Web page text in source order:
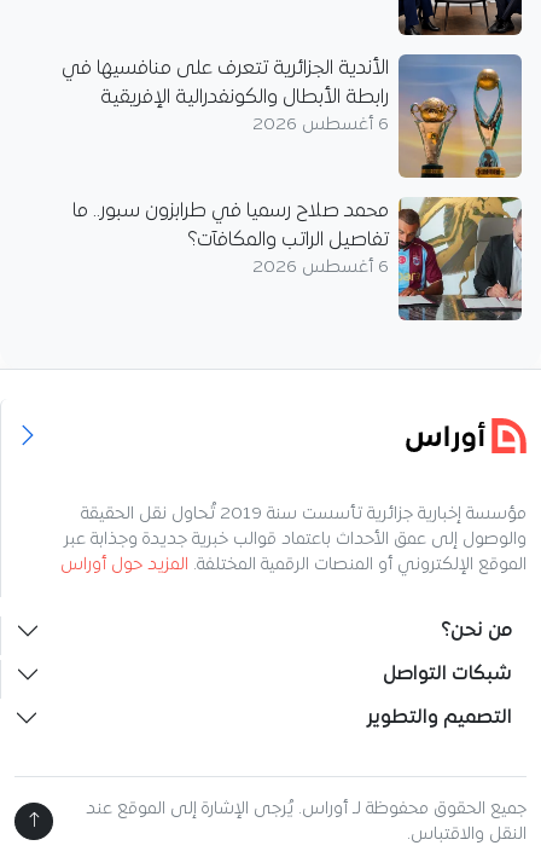
الأندية الجزائرية تتعرف على منافسيها في
رابطة الأبطال والكونفدرالية الإفريقية
6 أغسطس 2026
محمد صلاح رسميا في طرابزون سبور.. ما
تفاصيل الراتب والمكافآت؟
6 أغسطس 2026
مؤسسة إخبارية جزائرية تأسست سنة 2019 تُحاول نقل الحقيقة
والوصول إلى عمق الأحداث باعتماد قوالب خبرية جديدة وجذابة عبر
الموقع الإلكتروني أو المنصات الرقمية المختلفة. المزيد حول أوراس
من نحن؟
شبكات التواصل
التصميم والتطوير
جميع الحقوق محفوظة لـ أوراس. يُرجى الإشارة إلى الموقع عند
النقل والاقتباس.